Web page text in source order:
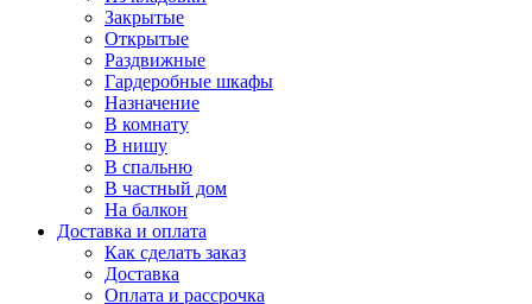
Закрытые
Открытые
Раздвижные
Гардеробные шкафы
Назначение
В комнату
В нишу
В спальню
В частный дом
На балкон
Доставка и оплата
Как сделать заказ
Доставка
Оплата и рассрочка